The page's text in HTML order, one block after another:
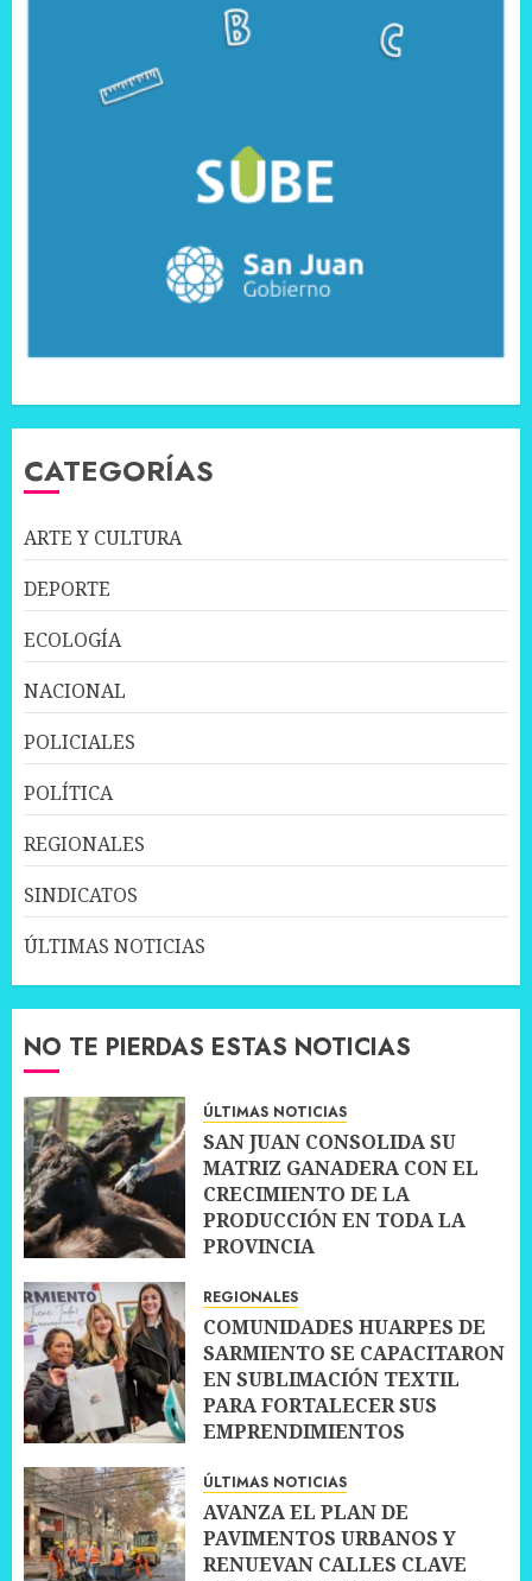
CATEGORÍAS
ARTE Y CULTURA
DEPORTE
ECOLOGÍA
NACIONAL
POLICIALES
POLÍTICA
REGIONALES
SINDICATOS
ÚLTIMAS NOTICIAS
NO TE PIERDAS ESTAS NOTICIAS
ÚLTIMAS NOTICIAS
SAN JUAN CONSOLIDA SU
MATRIZ GANADERA CON EL
CRECIMIENTO DE LA
PRODUCCIÓN EN TODA LA
PROVINCIA
REGIONALES
COMUNIDADES HUARPES DE
SARMIENTO SE CAPACITARON
EN SUBLIMACIÓN TEXTIL
PARA FORTALECER SUS
EMPRENDIMIENTOS
ÚLTIMAS NOTICIAS
AVANZA EL PLAN DE
PAVIMENTOS URBANOS Y
RENUEVAN CALLES CLAVE